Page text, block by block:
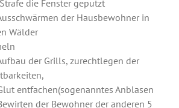
die Fenster geputzt
der Hausbewohner in
Wälder
der Grills, zurechtlegen der
entfachen(sogenanntes Anblasen
der Bewohner der anderen 5